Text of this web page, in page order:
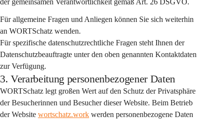
der gemeinsamen Verantwortlichkeit gemäß Art. 26 DSGVO.
Für allgemeine Fragen und Anliegen können Sie sich weiterhin
an WORTSchatz wenden.
Für spezifische datenschutzrechtliche Fragen steht Ihnen der
Datenschutzbeauftragte unter den oben genannten Kontaktdaten
zur Verfügung.
3. Verarbeitung personenbezogener Daten
WORTSchatz legt großen Wert auf den Schutz der Privatsphäre
der Besucherinnen und Besucher dieser Website. Beim Betrieb
der Website wortschatz.work werden personenbezogene Daten